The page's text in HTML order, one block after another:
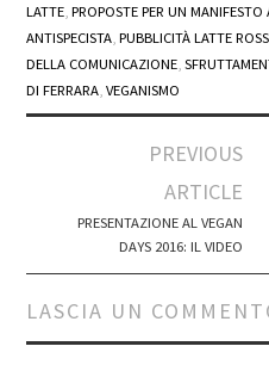
LATTE ,PROPOSTE PER UN MANIFESTO
ANTISPECISTA ,PUBBLICITÀ LATTE
DELLA COMUNICAZIONE ,
DI FERRARA ,VEGANISMO
PREVIOUS
ARTICLE
PRESENTAZIONE AL VEGAN
DAYS 2016: IL VIDEO
LASCIA UN